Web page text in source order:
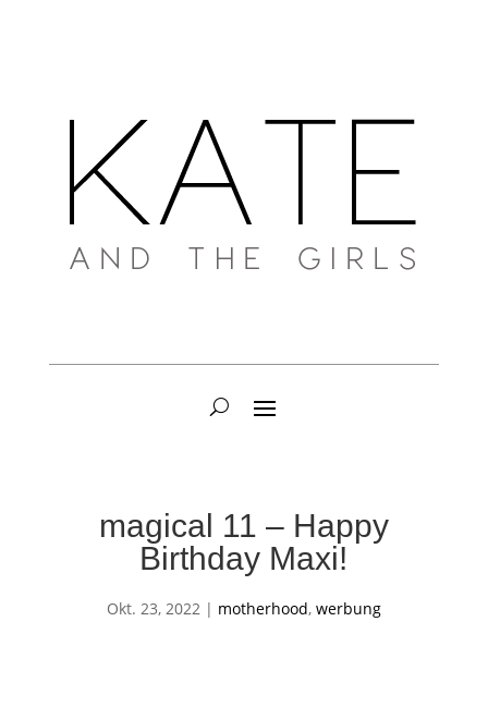
magical 11 – Happy
Birthday Maxi!
Okt. 23, 2022| motherhood, werbung